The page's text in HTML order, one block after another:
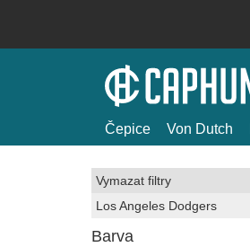
Čepice Von Dutch
Vymazat filtry
Los Angeles Dodgers
Barva